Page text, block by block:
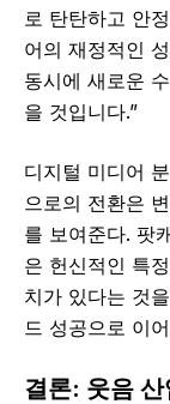
로 탄탄하고 안
어의 재정적인
동시에 새로운
을 것입니다.”
디지털 미디어
으로의 전환은
를 보여준다. 팟
은 헌신적인 특
치가 있다는 것
드 성공으로 이
결론: 웃음